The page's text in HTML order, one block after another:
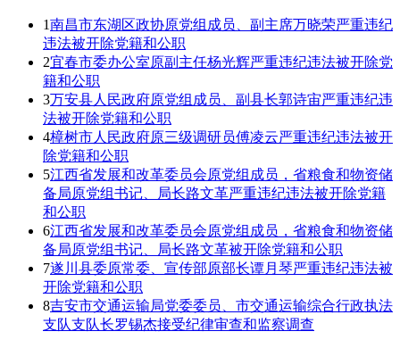
1南昌市东湖区政协原党组成员、副主席万晓荣严重违纪
违法被开除党籍和公职
2宜春市委办公室原副主任杨光辉严重违纪违法被开除党
籍和公职
3万安县人民政府原党组成员、副县长郭诗宙严重违纪违
法被开除党籍和公职
4樟树市人民政府原三级调研员傅凌云严重违纪违法被开
除党籍和公职
5江西省发展和改革委员会原党组成员，省粮食和物资储
备局原党组书记、局长路文革严重违纪违法被开除党籍
和公职
6江西省发展和改革委员会原党组成员，省粮食和物资储
备局原党组书记、局长路文革被开除党籍和公职
7遂川县委原常委、宣传部原部长谭月琴严重违纪违法被
开除党籍和公职
8吉安市交通运输局党委委员、市交通运输综合行政执法
支队支队长罗锡杰接受纪律审查和监察调查